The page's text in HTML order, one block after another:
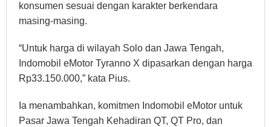
konsumen sesuai dengan karakter berkendara
masing-masing.
“Untuk harga di wilayah Solo dan Jawa Tengah,
Indomobil eMotor Tyranno X dipasarkan dengan harga
Rp33.150.000,” kata Pius.
Ia menambahkan, komitmen Indomobil eMotor untuk
Pasar Jawa Tengah Kehadiran QT, QT Pro, dan